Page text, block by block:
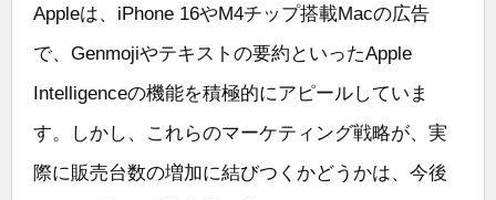
Appleは、iPhone 16やM4チップ搭載Macの広告
で、Genmojiやテキストの要約といったApple
Intelligenceの機能を積極的にアピールしていま
す。しかし、これらのマーケティング戦略が、実
際に販売台数の増加に結びつくかどうかは、今後